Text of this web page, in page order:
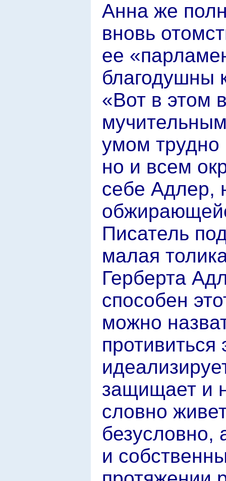
Анна же
вновь
ее
благодушны
«Вот в этом
умом трудно
но и всем
себе Адлер,
Писатель
малая
Герберта
способен
можно
противиться
защищает и
словно
безусловно,
и